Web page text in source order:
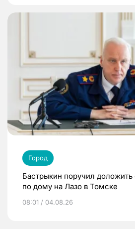
Город
Бастрыкин поручил доложить
по дому на Лазо в Томске
08:01 / 04.08.26